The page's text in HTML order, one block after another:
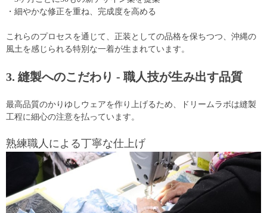
・細やかな修正を重ね、完成度を高める
これらのプロセスを通じて、正装としての品格を保ちつつ、沖縄の
風土を感じられる特別な一着が生まれています。
3. 縫製へのこだわり - 職人技が生み出す品質
最高品質のかりゆしウェアを作り上げるため、ドリームラボは縫製
工程に細心の注意を払っています。
熟練職人による丁寧な仕上げ